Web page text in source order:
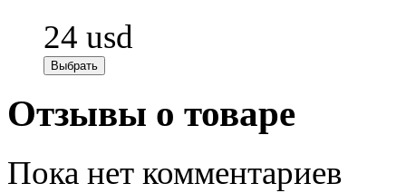
24 usd
Отзывы о товаре
Пока нет комментариев